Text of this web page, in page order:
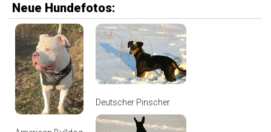
Neue Hundefotos:
Deutscher Pinscher